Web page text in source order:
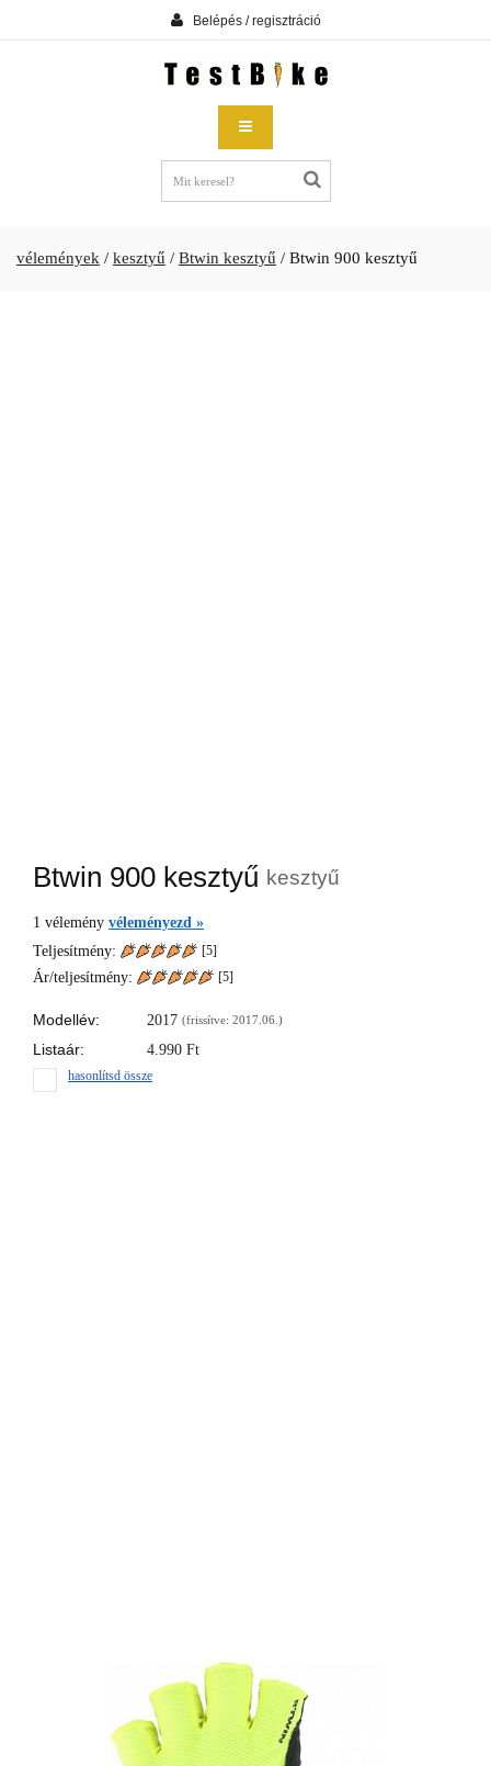
Belépés / regisztráció
vélemények / kesztyű / Btwin kesztyű / Btwin 900 kesztyű
Btwin 900 kesztyű kesztyű
1 vélemény véleményezd »
Teljesítmény:
[5]
Ár/teljesítmény: [5]
Modellév: 2017 (frissítve: 2017.06.)
Listaár: 4.990 Ft
hasonlítsd össze